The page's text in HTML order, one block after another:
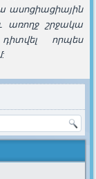
ասոցիացիային
առողջ շրջակա
որպես